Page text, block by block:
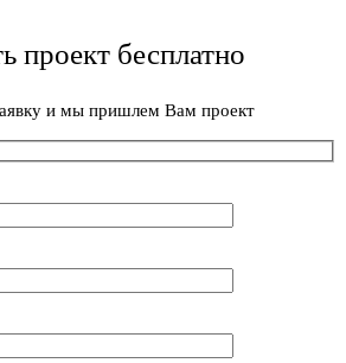
проект бесплатно
и мы пришлем Вам проект